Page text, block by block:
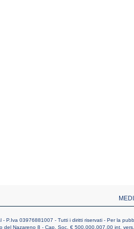
P.Iva 03976881007 - Tutti i diritti riservati - Per la
Nazareno 8 - Cap. Soc. € 500.000.007,00 int.